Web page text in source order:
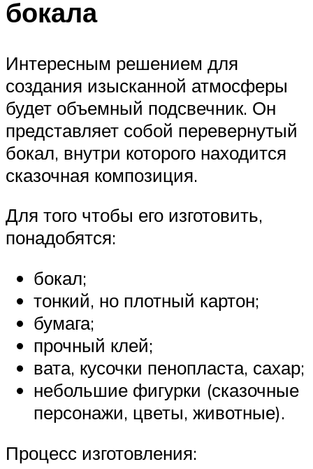
бокала
Интересным решением для
создания изысканной атмосферы
будет объемный подсвечник. Он
представляет собой перевернутый
бокал, внутри которого находится
сказочная композиция.
Для того чтобы его изготовить,
понадобятся:
бокал;
тонкий, но плотный картон;
бумага;
прочный клей;
вата, кусочки пенопласта, сахар;
небольшие фигурки (сказочные
персонажи, цветы, животные).
Процесс изготовления: